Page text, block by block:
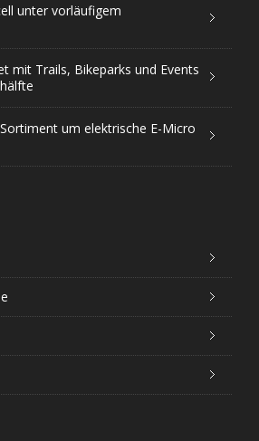
unter vorläufigem
mit Trails, Bikeparks und Events
um elektrische E-Micro